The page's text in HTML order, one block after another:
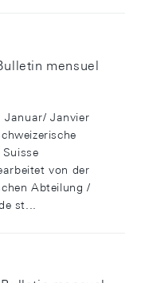
mensuel
Januar/ Janvier
von der
Abteilung /
st...